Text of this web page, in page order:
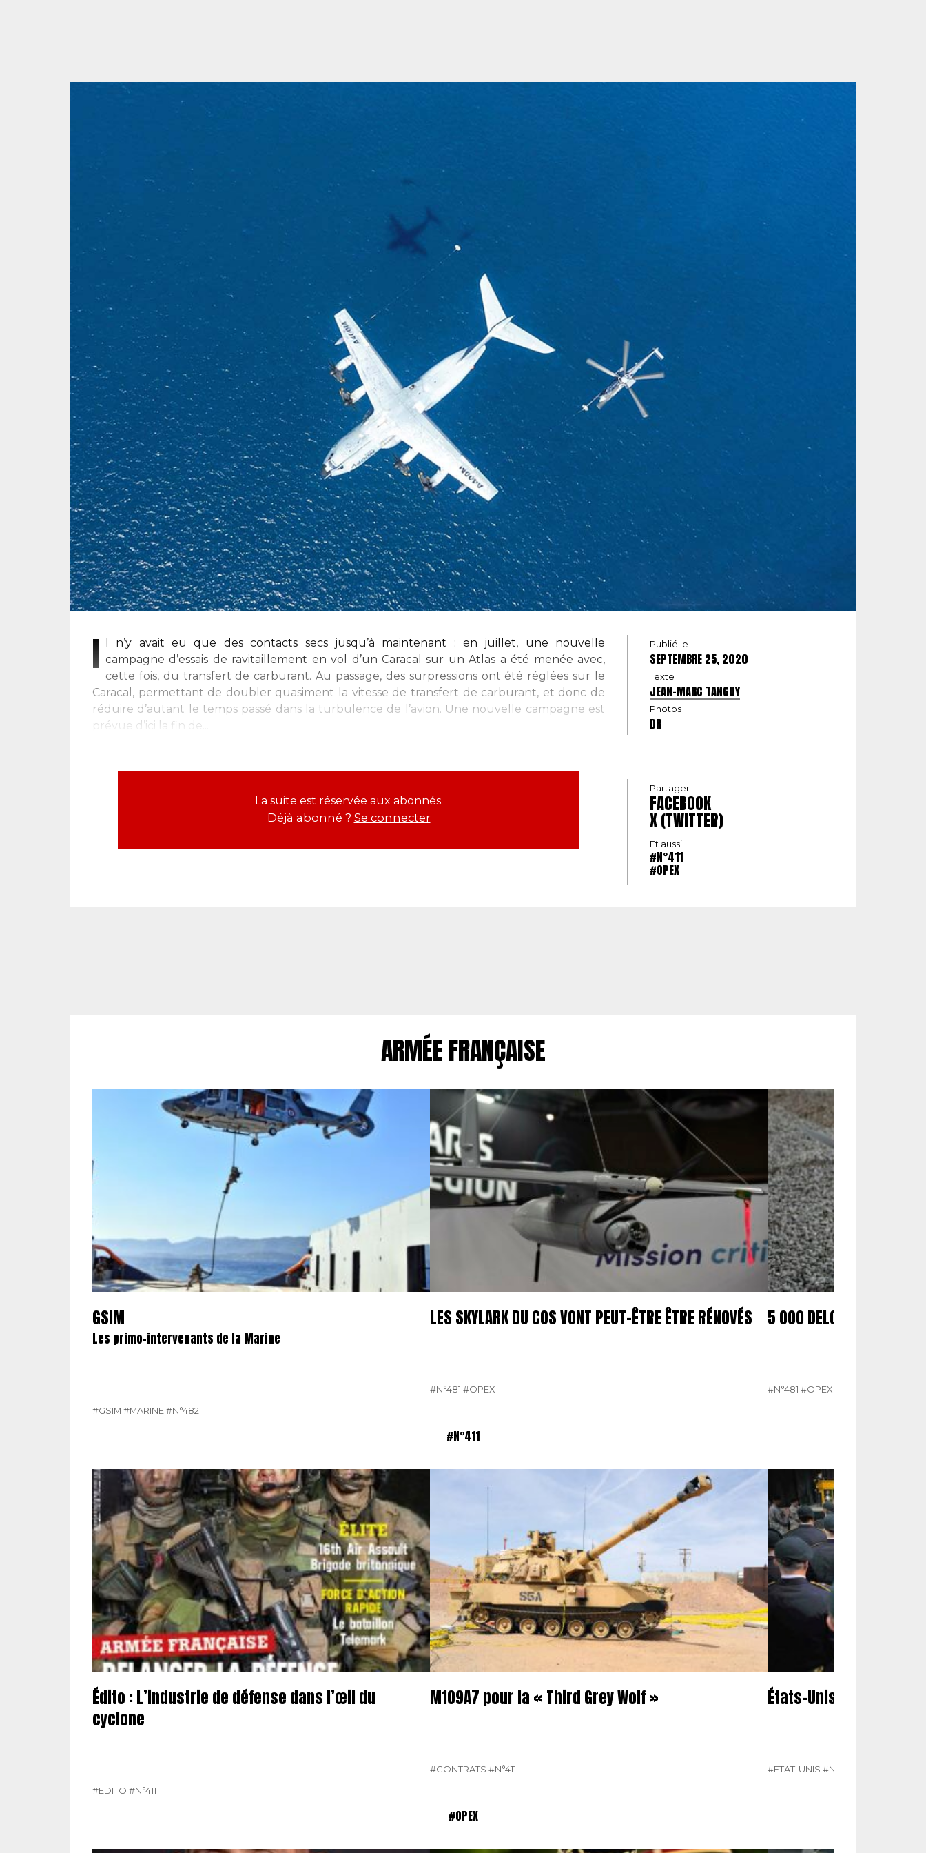
I
l n’y avait eu que des contacts secs jusqu’à maintenant : en juillet, une nouvelle
campagne d’essais de ravitaillement en vol d’un Caracal sur un Atlas a été menée avec,
cette fois, du transfert de carburant. Au passage, des surpressions ont été réglées sur le
Caracal, permettant de doubler quasiment la vitesse de transfert de carburant, et donc de
réduire d’autant le temps passé dans la turbulence de l’avion. Une nouvelle campagne est
prévue d’ici la fin de...
La suite est réservée aux abonnés.
Déjà abonné ? Se connecter
Publié le
SEPTEMBRE 25, 2020
Texte
JEAN-MARC TANGUY
Photos
DR
Partager
FACEBOOK
X (TWITTER)
Et aussi
#N°411
#OPEX
ARMÉE FRANÇAISE
GSIM
Les primo-intervenants de la Marine
#GSIM #MARINE#N°482
LES SKYLARK DU COS VONT PEUT-ÊTRE ÊTRE RÉNOVÉS
#N°481 #OPEX
5 000 DELCO
#N°481 #OPEX
#N°411
Édito : L’industrie de défense dans l’œil du
cyclone
#EDITO #N°411
M109A7 pour la « Third Grey Wolf »
#CONTRATS #N°411
États-Unis
#ETAT-UNIS #N°411
#OPEX